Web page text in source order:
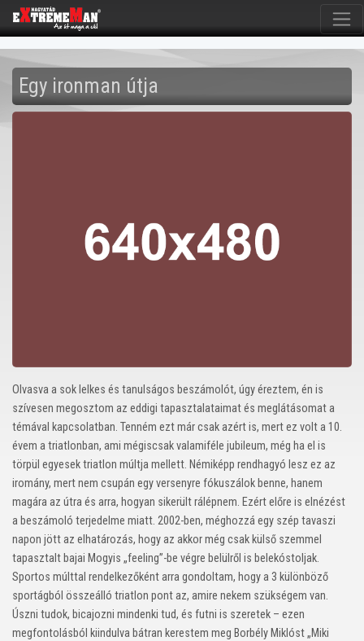
Egy ironman útja
Olvasva a sok lelkes és tanulságos beszámolót, úgy éreztem, én is
szívesen megosztom az eddigi tapasztalataimat és meglátásomat a
témával kapcsolatban. Tenném ezt már csak azért is, mert ez volt a 10.
évem a triatlonban, ami mégiscsak valamiféle jubileum, még ha el is
törpül egyesek triatlon múltja mellett. Némiképp rendhagyó lesz ez az
iromány, mert nem csupán egy versenyre fókuszálok benne, hanem
magára az útra és arra, hogyan sikerült rálépnem. Ezért előre is elnézést
a beszámoló terjedelme miatt. 2002-ben, méghozzá egy szép tavaszi
napon jött az elhatározás, hogy az akkor még csak külső szemmel
tapasztalt bajai Mogyis „feeling”-be végre belülről is belekóstoljak.
Sportos múlttal rendelkezőként arra gondoltam, hogy a 3 különböző
sportágból összeálló triatlon pont az, amire nekem szükségem van.
Úszni tudok, bicajozni mindenki tud, és futni is szeretek – ezen
megfontolásból kiindulva bátran kerestem meg Borbély Miklóst „Miki